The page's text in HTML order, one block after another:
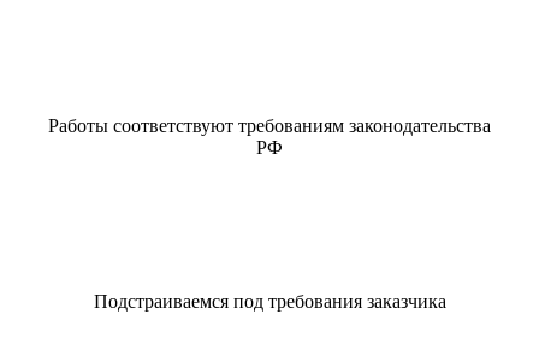
Работы соответствуют требованиям законодательства
РФ
Подстраиваемся под требования заказчика